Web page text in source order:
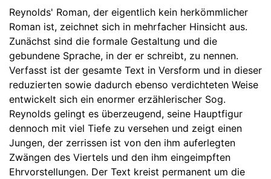
Reynolds' Roman, der eigentlich kein herkömmlicher
Roman ist, zeichnet sich in mehrfacher Hinsicht aus.
Zunächst sind die formale Gestaltung und die
gebundene Sprache, in der er schreibt, zu nennen.
Verfasst ist der gesamte Text in Versform und in dieser
reduzierten sowie dadurch ebenso verdichteten Weise
entwickelt sich ein enormer erzählerischer Sog.
Reynolds gelingt es überzeugend, seine Hauptfigur
dennoch mit viel Tiefe zu versehen und zeigt einen
Jungen, der zerrissen ist von den ihm auferlegten
Zwängen des Viertels und den ihm eingeimpften
Ehrvorstellungen. Der Text kreist permanent um die